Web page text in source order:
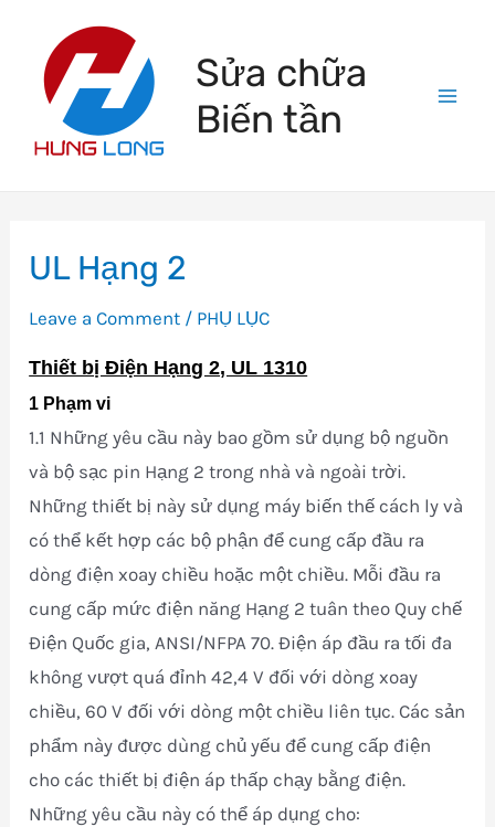
content
Sửa chữa
Biến tần
UL Hạng 2
Leave a Comment / PHỤ LỤC
Thiết bị Điện Hạng 2, UL 1310
1 Phạm vi
1.1 Những yêu cầu này bao gồm sử dụng bộ nguồn
và bộ sạc pin Hạng 2 trong nhà và ngoài trời.
Những thiết bị này sử dụng máy biến thế cách ly và
có thể kết hợp các bộ phận để cung cấp đầu ra
dòng điện xoay chiều hoặc một chiều. Mỗi đầu ra
cung cấp mức điện năng Hạng 2 tuân theo Quy chế
Điện Quốc gia, ANSI/NFPA 70. Điện áp đầu ra tối đa
không vượt quá đỉnh 42,4 V đối với dòng xoay
chiều, 60 V đối với dòng một chiều liên tục. Các sản
phẩm này được dùng chủ yếu để cung cấp điện
cho các thiết bị điện áp thấp chạy bằng điện.
Những yêu cầu này có thể áp dụng cho: